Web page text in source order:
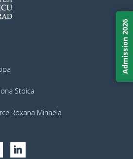
Stoica
Roxana Mihaela
Admission 2026